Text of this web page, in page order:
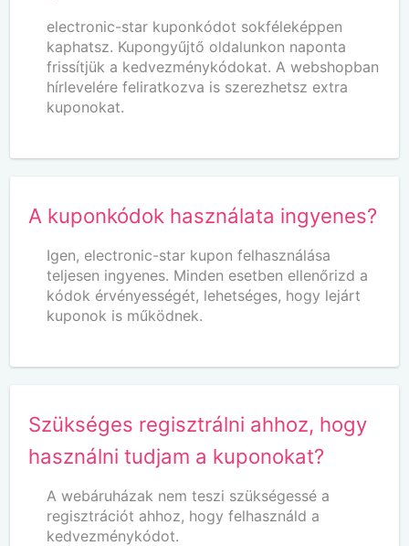
electronic-star kuponkódot sokféleképpen
kaphatsz. Kupongyűjtő oldalunkon naponta
frissítjük a kedvezménykódokat. A webshopban
hírlevelére feliratkozva is szerezhetsz extra
kuponokat.
A kuponkódok használata ingyenes?
Igen, electronic-star kupon felhasználása
teljesen ingyenes. Minden esetben ellenőrizd a
kódok érvényességét, lehetséges, hogy lejárt
kuponok is működnek.
Szükséges regisztrálni ahhoz, hogy
használni tudjam a kuponokat?
A webáruházak nem teszi szükségessé a
regisztrációt ahhoz, hogy felhasználd a
kedvezménykódot.